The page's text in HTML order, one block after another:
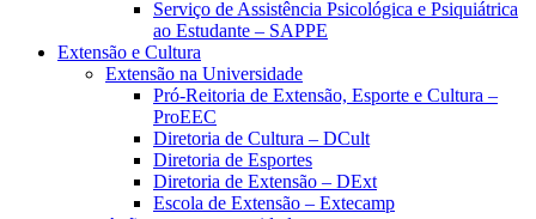
Serviço de Assistência Psicológica e Psiquiátrica
ao Estudante – SAPPE
Extensão e Cultura
Extensão na Universidade
Pró-Reitoria de Extensão, Esporte e Cultura –
ProEEC
Diretoria de Cultura – DCult
Diretoria de Esportes
Diretoria de Extensão – DExt
Escola de Extensão – Extecamp